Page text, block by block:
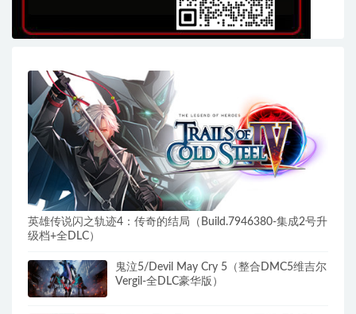
英雄传说闪之轨迹4：传奇的结局（Build.7946380-集成2号升
级档+全DLC）
鬼泣5/Devil May Cry 5（整合DMC5维吉尔
Vergil-全DLC豪华版）